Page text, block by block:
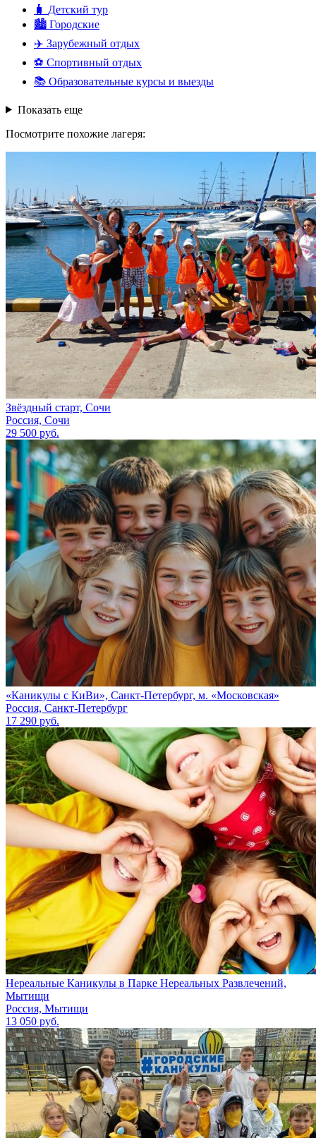
🧳 Детский тур
🏙️ Городские
✈️ Зарубежный отдых
⚽ Спортивный отдых
📚 Образовательные курсы и выезды
Показать еще
Посмотрите похожие лагеря:
Звёздный старт, Сочи
Россия, Сочи
29 500 руб.
«Каникулы с КиВи», Санкт-Петербург, м. «Московская»
Россия, Санкт-Петербург
17 290 руб.
Нереальные Каникулы в Парке Нереальных Развлечений,
Мытищи
Россия, Мытищи
13 050 руб.